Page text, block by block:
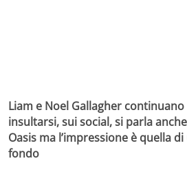
Liam e Noel Gallagher
insultarsi, sui social, si parla
Oasis ma l’impressione è quella
fondo